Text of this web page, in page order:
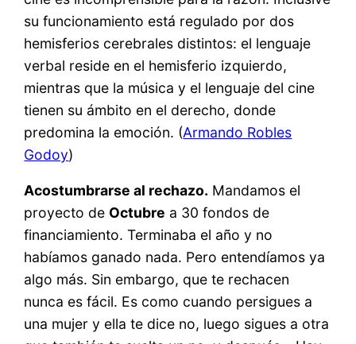
su funcionamiento está regulado por dos
hemisferios cerebrales distintos: el lenguaje
verbal reside en el hemisferio izquierdo,
mientras que la música y el lenguaje del cine
tienen su ámbito en el derecho, donde
predomina la emoción. (Armando Robles
Godoy)
Acostumbrarse al rechazo. Mandamos el
proyecto de Octubre a 30 fondos de
financiamiento. Terminaba el año y no
habíamos ganado nada. Pero entendíamos ya
algo más. Sin embargo, que te rechacen
nunca es fácil. Es como cuando persigues a
una mujer y ella te dice no, luego sigues a otra